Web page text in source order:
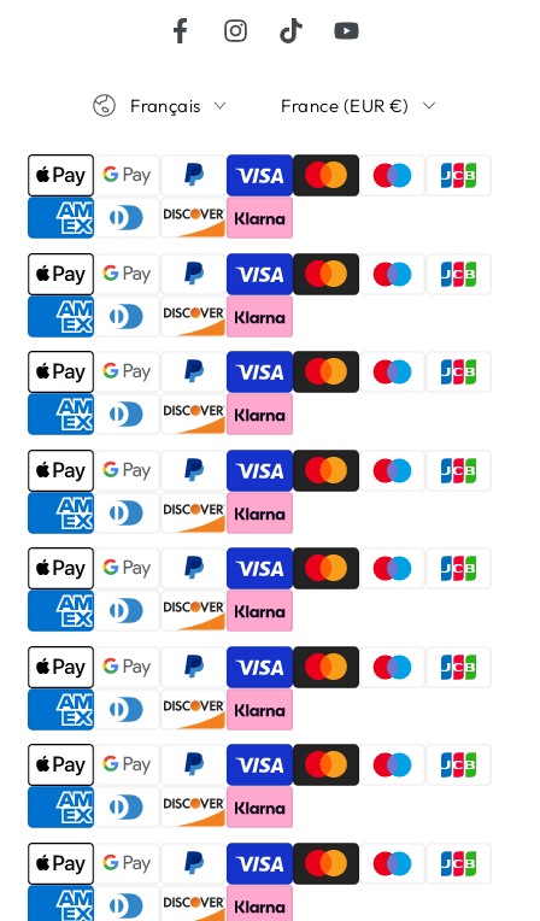
FacebookInstagramTikTokYouTube
Français France (EUR €)
Modes
de
paiement